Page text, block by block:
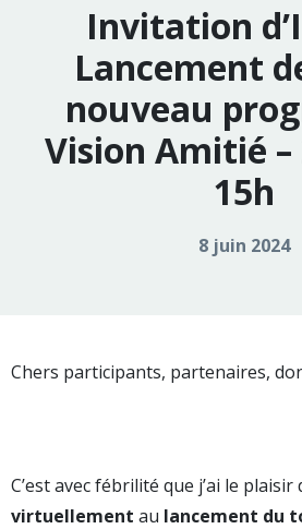
Invitation
Lancement
nouveau
Vision Amitié
15h
8 juin 2024
Chers participants, partenaires,
C’est avec fébrilité que j’ai le
virtuellement au lancement du